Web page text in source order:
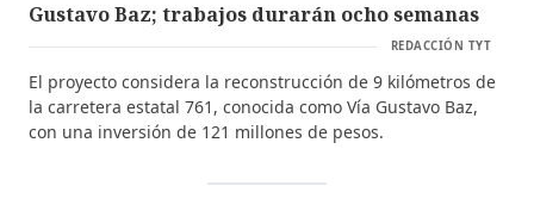
Gustavo Baz; trabajos durarán ocho semanas
REDACCIÓN TYT
El proyecto considera la reconstrucción de 9 kilómetros de
la carretera estatal 761, conocida como Vía Gustavo Baz,
con una inversión de 121 millones de pesos.